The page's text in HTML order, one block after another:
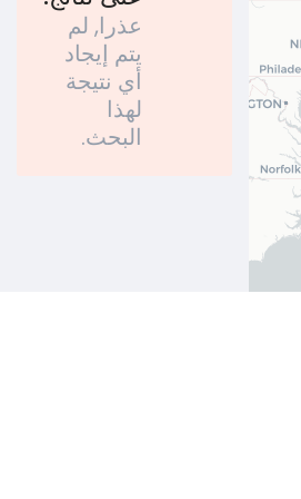
عذرا, لم
يتم إيجاد
أي نتيجة
لهذا
البحث.